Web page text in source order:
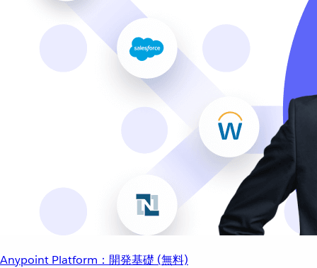
Anypoint Platform：開発基礎 (無料)